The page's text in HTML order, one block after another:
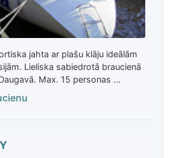
jahta ar plašu klāju ideālām
Lieliska sabiedrotā braucienā
Max. 15 personas ...